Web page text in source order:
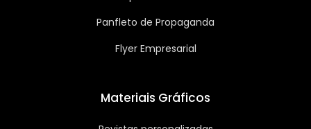
Panfleto de Propaganda
Flyer Empresarial
Materiais Gráficos